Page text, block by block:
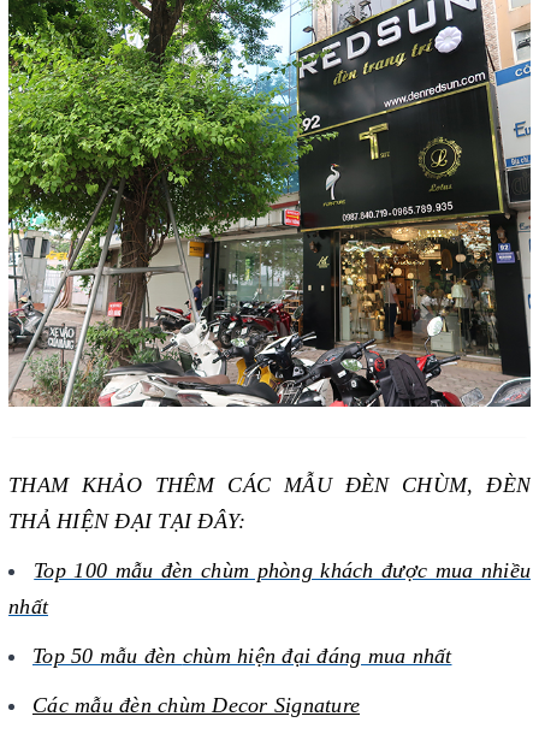
THAM KHẢO THÊM CÁC MẪU ĐÈN CHÙM, ĐÈN
THẢ HIỆN ĐẠI TẠI ĐÂY:
Top 100 mẫu đèn chùm phòng khách được mua nhiều
nhất
Top 50 mẫu đèn chùm hiện đại đáng mua nhất
Các mẫu đèn chùm Decor Signature